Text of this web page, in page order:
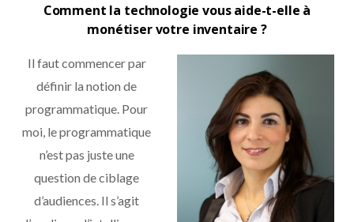
Comment la technologie vous aide-t-elle à
monétiser votre inventaire ?
Il faut commencer par
définir la notion de
programmatique. Pour
moi, le programmatique
n’est pas juste une
question de ciblage
d’audiences. Il s’agit